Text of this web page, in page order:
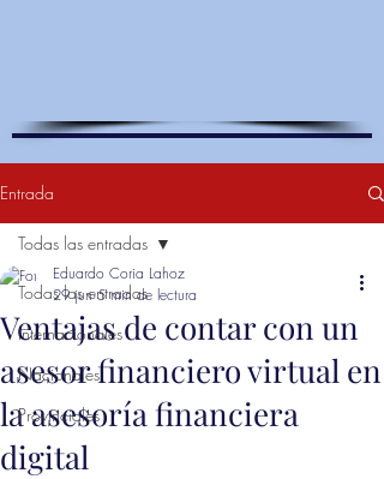
Entrada
Todas las entradas
Internacionales
Nacionales
Provinciales
Todas las entradas
Ventajas de contar con un
asesor financiero virtual en
la asesoría financiera
digital
Eduardo Coria Lahoz
29 jun 5 min de lectura